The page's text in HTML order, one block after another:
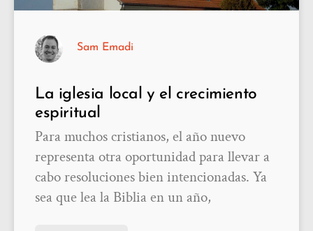
La iglesia local y el crecimiento
espiritual
Para muchos cristianos, el año nuevo
representa otra oportunidad para llevar a
cabo resoluciones bien intencionadas. Ya
sea que lea la Biblia en un año,
Sam Emadi